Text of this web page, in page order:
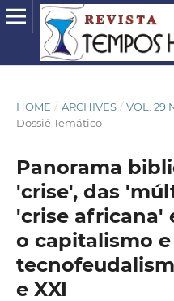
HOME / ARCHIVES / VOL. 29
Dossiê Temático
Panorama
'crise', das
'crise africana'
o capitalismo e
e XXI